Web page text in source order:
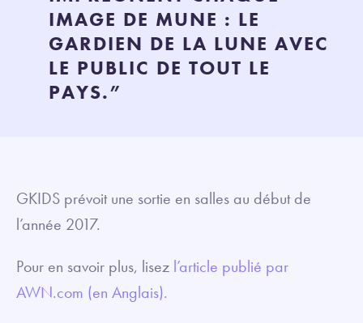
IMAGE DE MUNE : LE
GARDIEN DE LA LUNE AVEC
LE PUBLIC DE TOUT LE
PAYS.”
GKIDS prévoit une sortie en salles au début de
l’année 2017.
Pour en savoir plus, lisez l’article publié par
AWN.com (en Anglais).